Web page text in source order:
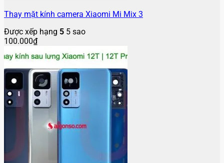
Thay mặt kính camera Xiaomi Mi Mix 3
Được xếp hạng 5 5 sao
100.000₫